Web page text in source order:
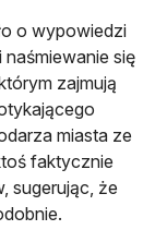
o wypowiedzi
się
zajmują
miasta ze
faktycznie
sugerując, że